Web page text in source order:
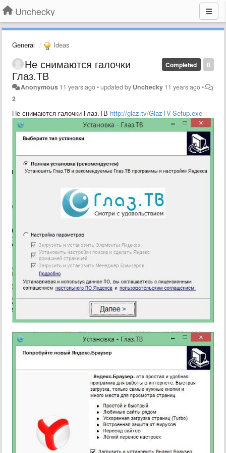
Unchecky
General Ideas
0
Completed
Не снимаются галочки
Глаз.ТВ
Anonymous 11 years ago•updated by Unchecky 11 years ago•
2
Не снимаются галочки Глаз.ТВ http://glaz.tv/GlazTV-Setup.exe